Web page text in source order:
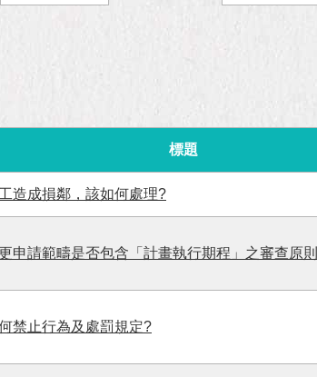
標題
造成損鄰，該如何處理?
申請範疇是否包含「計畫執行期程」之審查原則
禁止行為及處罰規定?